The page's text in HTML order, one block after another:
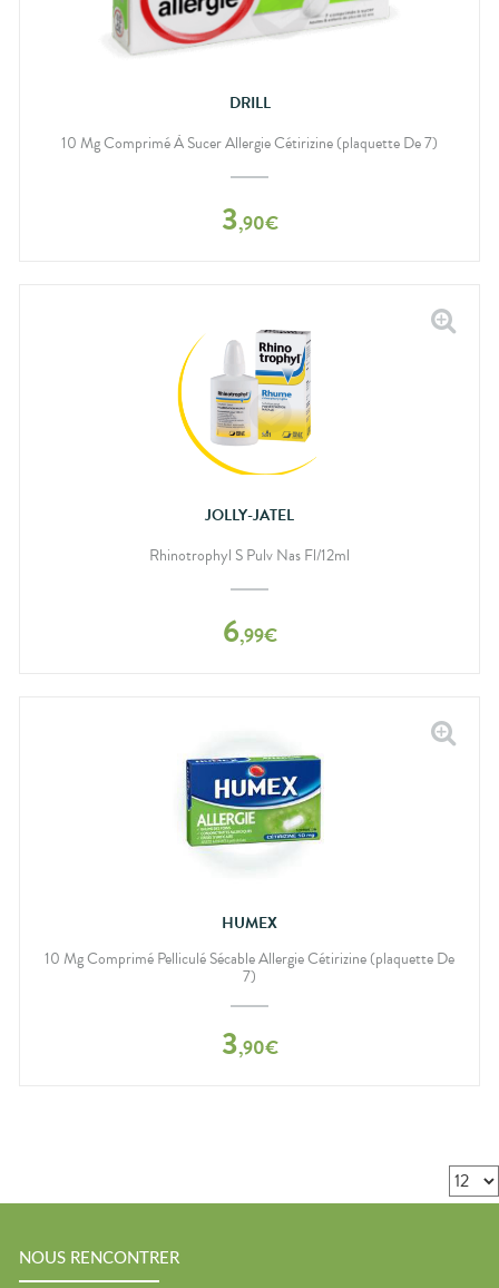
DRILL
10 Mg Comprimé À Sucer Allergie Cétirizine (plaquette De 7)
3,90€
JOLLY-JATEL
Rhinotrophyl S Pulv Nas Fl/12ml
6,99€
HUMEX
10 Mg Comprimé Pelliculé Sécable Allergie Cétirizine (plaquette De
7)
3,90€
NOUS RENCONTRER